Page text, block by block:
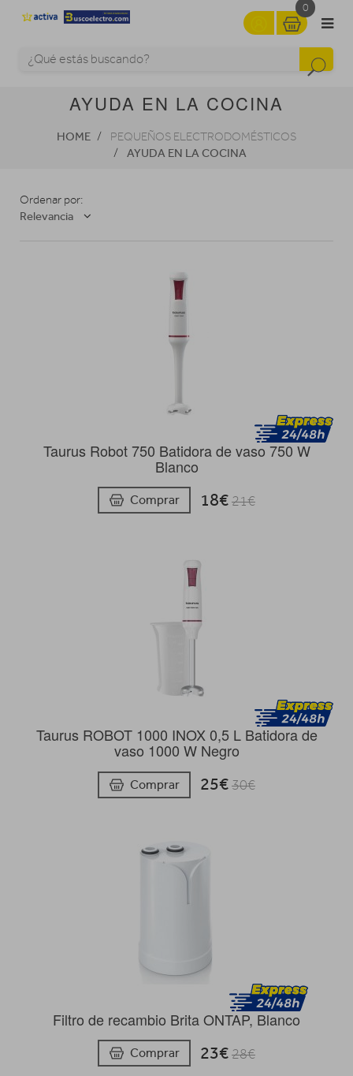
0
AYUDA EN LA COCINA
HOME PEQUEÑOS ELECTRODOMÉSTICOS
AYUDA EN LA COCINA
Ordenar por:
Relevancia
Taurus Robot 750 Batidora de vaso 750 W
Blanco
Comprar 18€21€
Taurus ROBOT 1000 INOX 0,5 L Batidora de
vaso 1000 W Negro
Comprar 25€30€
Filtro de recambio Brita ONTAP, Blanco
Comprar 23€28€